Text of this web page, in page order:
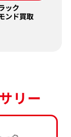
ック
ンド買取
リー